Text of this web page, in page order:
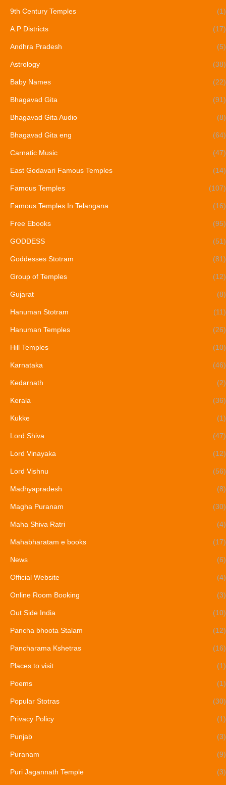
9th Century Temples (1)
A.P Districts (17)
Andhra Pradesh (5)
Astrology (38)
Baby Names (22)
Bhagavad Gita (91)
Bhagavad Gita Audio (8)
Bhagavad Gita eng (64)
Carnatic Music (47)
East Godavari Famous Temples (14)
Famous Temples (107)
Famous Temples In Telangana (16)
Free Ebooks (95)
GODDESS (51)
Goddesses Stotram (81)
Group of Temples (12)
Gujarat (8)
Hanuman Stotram (11)
Hanuman Temples (26)
Hill Temples (10)
Karnataka (46)
Kedarnath (2)
Kerala (36)
Kukke (1)
Lord Shiva (47)
Lord Vinayaka (12)
Lord Vishnu (56)
Madhyapradesh (8)
Magha Puranam (30)
Maha Shiva Ratri (4)
Mahabharatam e books (17)
News (6)
Official Website (4)
Online Room Booking (3)
Out Side India (10)
Pancha bhoota Stalam (12)
Pancharama Kshetras (16)
Places to visit (1)
Poems (1)
Popular Stotras (30)
Privacy Policy (1)
Punjab (3)
Puranam (9)
Puri Jagannath Temple (3)